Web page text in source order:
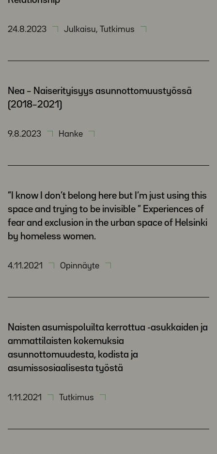
24.8.2023 Julkaisu, Tutkimus
Nea – Naiserityisyys asunnottomuustyössä
(2018–2021)
9.8.2023 Hanke
”I know I don’t belong here but I’m just using this
space and trying to be invisible ” Experiences of
fear and exclusion in the urban space of Helsinki
by homeless women.
4.11.2021 Opinnäyte
Naisten asumispoluilta kerrottua -asukkaiden ja
ammattilaisten kokemuksia
asunnottomuudesta, kodista ja
asumissosiaalisesta työstä
1.11.2021 Tutkimus